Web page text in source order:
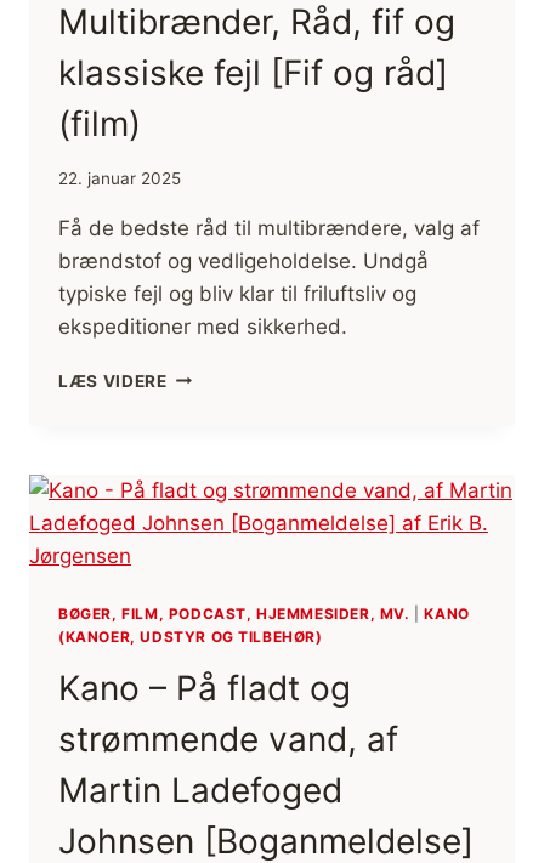
Multibrænder, Råd, fif og
klassiske fejl [Fif og råd]
(film)
22. januar 2025
Få de bedste råd til multibrændere, valg af
brændstof og vedligeholdelse. Undgå
typiske fejl og bliv klar til friluftsliv og
ekspeditioner med sikkerhed.
LÆS VIDEREMULTIBRÆNDER,
FEJL
[FIF
(FILM)
BØGER, FILM, PODCAST, HJEMMESIDER, MV. |KANO
(KANOER, UDSTYR OG TILBEHØR)
Kano – På fladt og
strømmende vand, af
Martin Ladefoged
Johnsen [Boganmeldelse]